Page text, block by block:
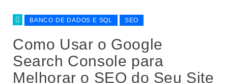
BANCO DE DADOS E SQL SEO
Como Usar o Google
Search Console para
Melhorar o SEO do Seu Site